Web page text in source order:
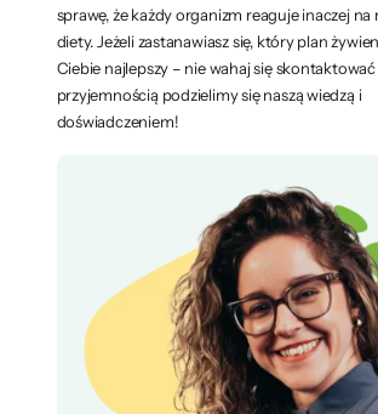
sprawę, że każdy organizm reaguje inaczej na
diety. Jeżeli zastanawiasz się, który plan
Ciebie najlepszy – nie wahaj się skontaktować
przyjemnością podzielimy się naszą wiedzą i
doświadczeniem!